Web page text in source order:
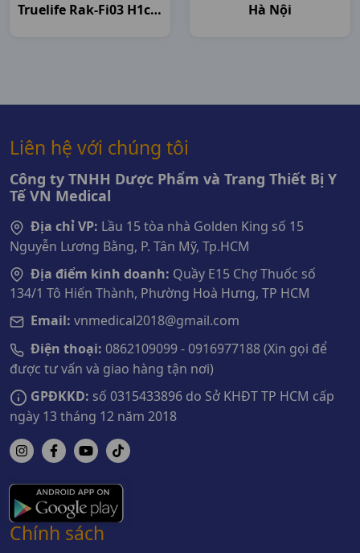
Truelife Rak-Fi03 H1cái
Hà Nội
Liên hệ với chúng tôi
Công ty TNHH Dược Phẩm và Trang Thiết Bị Y
Tế VN Medical
Địa chỉ VP: Lầu 15 tòa nhà Golden King số 15
Nguyễn Lương Bằng, P. Tân Mỹ, Tp.HCM
Địa điểm kinh doanh: Quầy E15 Chợ Thuốc số
134/1 Tô Hiến Thành, Phường Hoà Hưng, TP HCM
Email: vnmedical2018@gmail.com
Điện thoại: 0862109099 - 0916977188 (Xin gọi để
được tư vấn và giao hàng tận nơi)
GPĐKKD: số 0315433896 do Sở KHĐT TP HCM cấp
ngày 13 tháng 12 năm 2018
Chính sách